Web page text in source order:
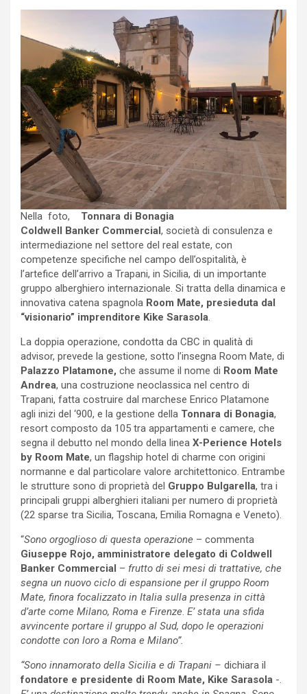
Nella foto, Tonnara di Bonagia
Coldwell Banker Commercial, società di consulenza e
intermediazione nel settore del real estate, con
competenze specifiche nel campo dell’ospitalità, è
l’artefice dell’arrivo a Trapani, in Sicilia, di un importante
gruppo alberghiero internazionale. Si tratta della dinamica e
innovativa catena spagnola Room Mate, presieduta dal
“visionario” imprenditore Kike Sarasola.
La doppia operazione, condotta da CBC in qualità di
advisor, prevede la gestione, sotto l’insegna Room Mate, di
Palazzo Platamone, che assume il nome di Room Mate
Andrea, una costruzione neoclassica nel centro di
Trapani, fatta costruire dal marchese Enrico Platamone
agli inizi del ‘900, e la gestione della Tonnara di Bonagia,
resort composto da 105 tra appartamenti e camere, che
segna il debutto nel mondo della linea X-Perience Hotels
by Room Mate, un flagship hotel di charme con origini
normanne e dal particolare valore architettonico. Entrambe
le strutture sono di proprietà del Gruppo Bulgarella, tra i
principali gruppi alberghieri italiani per numero di proprietà
(22 sparse tra Sicilia, Toscana, Emilia Romagna e Veneto).
“Sono orgoglioso di questa operazione – commenta
Giuseppe Rojo, amministratore delegato di Coldwell
Banker Commercial – frutto di sei mesi di trattative, che
segna un nuovo ciclo di espansione per il gruppo Room
Mate, finora focalizzato in Italia sulla presenza in città
d’arte come Milano, Roma e Firenze. E’ stata una sfida
avvincente portare il gruppo al Sud, dopo le operazioni
condotte con loro a Roma e Milano”.
“Sono innamorato della Sicilia e di Trapani – dichiara il
fondatore e presidente di Room Mate, Kike Sarasola -.